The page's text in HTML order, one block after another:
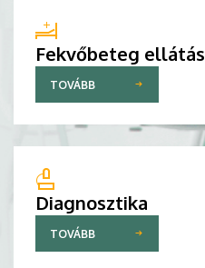
Fekvőbeteg ellátás
TOVÁBB
Diagnosztika
TOVÁBB